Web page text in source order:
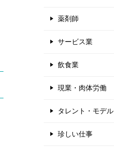
薬剤師
サービス業
飲食業
現業・肉体労働
タレント・モデル
珍しい仕事